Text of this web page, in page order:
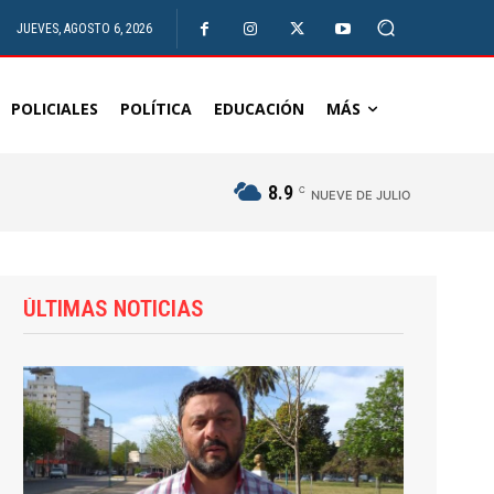
JUEVES, AGOSTO 6, 2026
POLICIALES POLÍTICA EDUCACIÓN MÁS
8.9 C NUEVE DE JULIO
ÚLTIMAS NOTICIAS